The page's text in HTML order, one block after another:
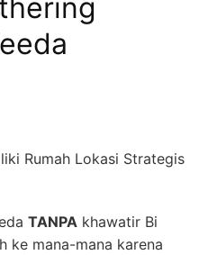
Rumah Lokasi Strategis
TANPA khawatir Bi
ke mana-mana karena